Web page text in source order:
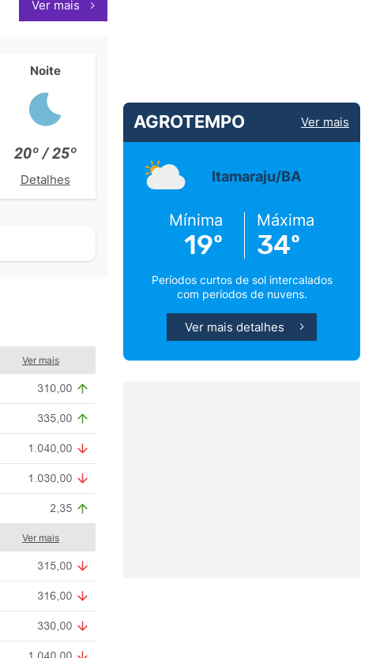
Ver mais
Noite
20º / 25º
Detalhes
Ver mais
Ver mais
AGROTEMPO Ver mais
Itamaraju/BA
Mínima
19º
Máxima
34º
Períodos curtos de sol intercalados
com períodos de nuvens.
Ver mais detalhes